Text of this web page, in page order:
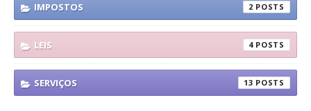
IMPOSTOS 2
LEIS 4
SERVIÇOS 13